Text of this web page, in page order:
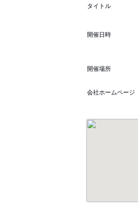
タイトル
開催日時
開催場所
会社ホームページ